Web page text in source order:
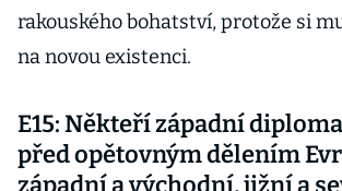
rakouského bohatství, protože si
na novou existenci.
E15: Někteří západní
před opětovným dělením
západní a východní, jižní a